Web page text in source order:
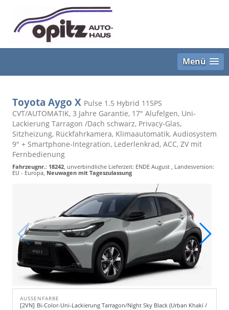
Menü
Toyota Aygo X Pulse 1.5 Hybrid 115PS
CVT/AUTOMATIK, 3 Jahre Garantie, 17" Alufelgen, Uni-
Lackierung Tarragon /Dach schwarz, Privacy-Glas,
Sitzheizung, Rückfahrkamera, Klimaautomatik, Audiosystem
9" + Smartphone-Integration, Lederlenkrad, ACC, ZV mit
Fernbedienung
Fahrzeugnr.: 18242, unverbindliche Lieferzeit: ENDE August , Landesversion:
EU - Europa, Neuwagen mit Tageszulassung
AUSSENFARBE
2VN Bi-Color-Uni-Lackierung Tarragon/Night Sky Black (Urban Khaki /